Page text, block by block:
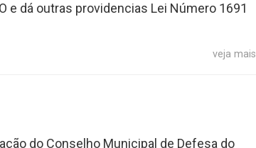
e dá outras providencias Lei Número 1691
veja mais
do Conselho Municipal de Defesa do